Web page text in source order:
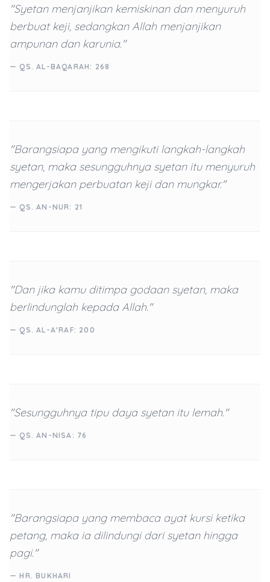
"Syetan menjanjikan kemiskinan dan menyuruh
berbuat keji, sedangkan Allah menjanjikan
ampunan dan karunia."
— QS. AL-BAQARAH: 268
"Barangsiapa yang mengikuti langkah-langkah
syetan, maka sesungguhnya syetan itu menyuruh
mengerjakan perbuatan keji dan mungkar."
— QS. AN-NUR: 21
"Dan jika kamu ditimpa godaan syetan, maka
berlindunglah kepada Allah."
— QS. AL-A'RAF: 200
"Sesungguhnya tipu daya syetan itu lemah."
— QS. AN-NISA: 76
"Barangsiapa yang membaca ayat kursi ketika
petang, maka ia dilindungi dari syetan hingga
pagi."
— HR. BUKHARI